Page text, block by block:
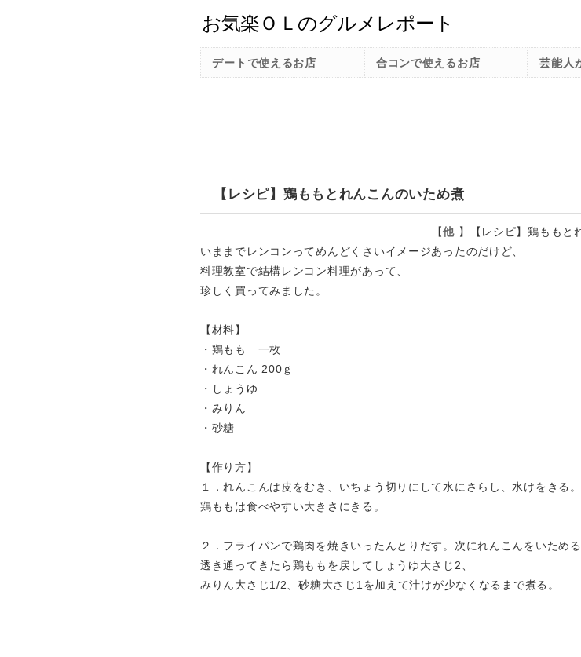
【レシピ】鶏ももとれんこんのいため煮
【他 】 【レシピ】鶏もも
いままでレンコンってめんどくさいイメージあったのだけど、
料理教室で結構レンコン料理があって、
珍しく買ってみました。
【材料】
・鶏もも 一枚
・れんこん 200ｇ
・しょうゆ
・みりん
・砂糖
【作り方】
１．れんこんは皮をむき、いちょう切りにして水にさらし、水けをきる。
鶏ももは食べやすい大きさにきる。
２．フライパンで鶏肉を焼きいったんとりだす。次にれんこんをいためる
透き通ってきたら鶏ももを戻してしょうゆ大さじ2、
みりん大さじ1/2、砂糖大さじ1を加えて汁けが少なくなるまで煮る。
デートで使えるお店 合コンで使えるお店 芸能人